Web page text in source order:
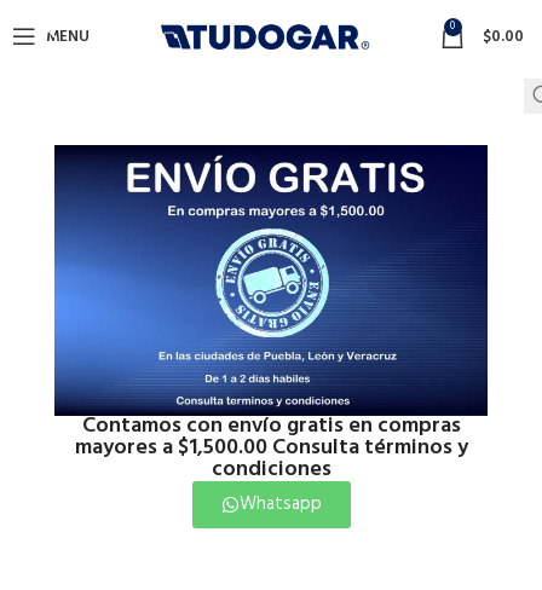
Contamos con envío gratis en compras
mayores a $1,500.00 Consulta términos y
condiciones
Whatsapp
MENU 0 $0.00